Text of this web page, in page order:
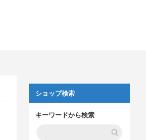
ショップ検索
キーワードから検索